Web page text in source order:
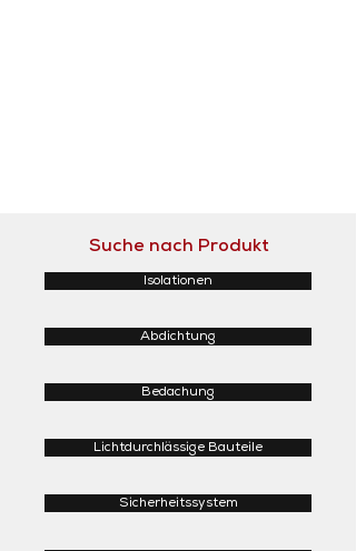
Suche nach Produkt
Isolationen
Abdichtung
Bedachung
Lichtdurchlässige Bauteile
Sicherheitssystem